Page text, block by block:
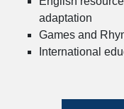
adaptation
Games and
International